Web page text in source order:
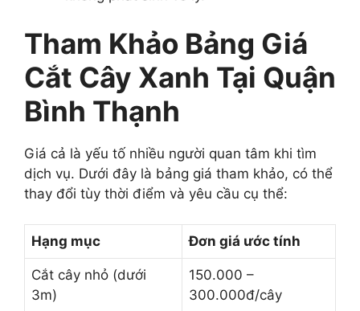
Tham Khảo Bảng Giá
Cắt Cây Xanh Tại Quận
Bình Thạnh
Giá cả là yếu tố nhiều người quan tâm khi tìm
dịch vụ. Dưới đây là bảng giá tham khảo, có thể
thay đổi tùy thời điểm và yêu cầu cụ thể:
Hạng mục Đơn giá ước tính
Cắt cây nhỏ (dưới
3m)
150.000 –
300.000đ/cây